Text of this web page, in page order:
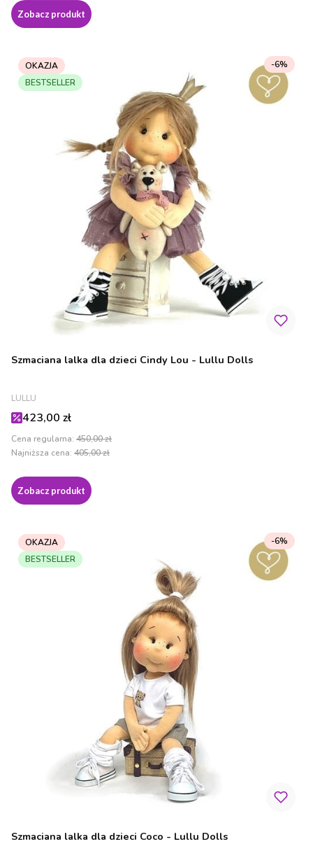
Zobacz produkt
OKAZJA
BESTSELLER
Szmaciana lalka dla dzieci Cindy Lou - Lullu Dolls
PRODUCENT
LULLU
Cena promocyjna
423,00 zł
Cena regularna: 450,00 zł
-6%
Najniższa cena: 405,00 zł
Zobacz produkt
OKAZJA
BESTSELLER
Szmaciana lalka dla dzieci Coco - Lullu Dolls
-6%